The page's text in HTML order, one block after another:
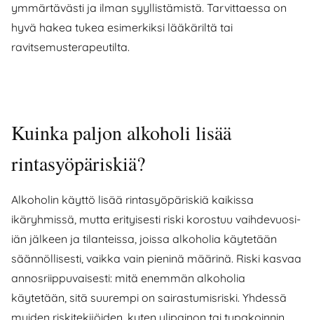
ymmärtävästi ja ilman syyllistämistä. Tarvittaessa on
hyvä hakea tukea esimerkiksi lääkäriltä tai
ravitsemusterapeutilta.
Kuinka paljon alkoholi lisää
rintasyöpäriskiä?
Alkoholin käyttö lisää rintasyöpäriskiä kaikissa
ikäryhmissä, mutta erityisesti riski korostuu vaihdevuosi-
iän jälkeen ja tilanteissa, joissa alkoholia käytetään
säännöllisesti, vaikka vain pieninä määrinä. Riski kasvaa
annosriippuvaisesti: mitä enemmän alkoholia
käytetään, sitä suurempi on sairastumisriski. Yhdessä